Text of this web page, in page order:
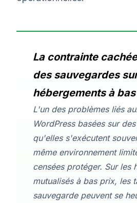
La contrainte
des sauvegardes
hébergements à
L'un des problèmes liés
WordPress basées sur
qu'elles s'exécutent
même environnement
censées protéger. Sur les
mutualisés à bas prix, les
sauvegarde peuvent se